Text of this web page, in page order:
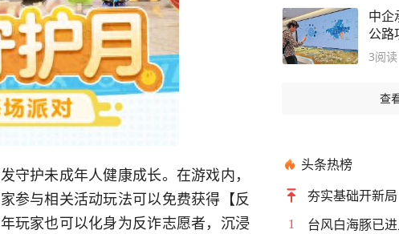
守护未成年人健康成长。在游戏内，
参与相关活动玩法可以免费获得【反
玩家也可以化身为反诈志愿者，沉浸
中
公
的地
3阅读
查
头条热榜
夯实基础开新局
1 台风白海豚已